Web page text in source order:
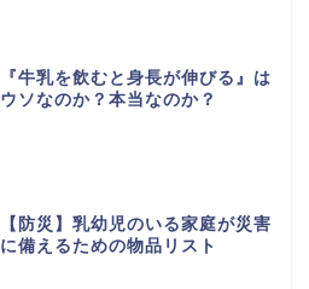
『牛乳を飲むと身長が伸びる』は
ウソなのか？本当なのか？
【防災】乳幼児のいる家庭が災害
に備えるための物品リスト